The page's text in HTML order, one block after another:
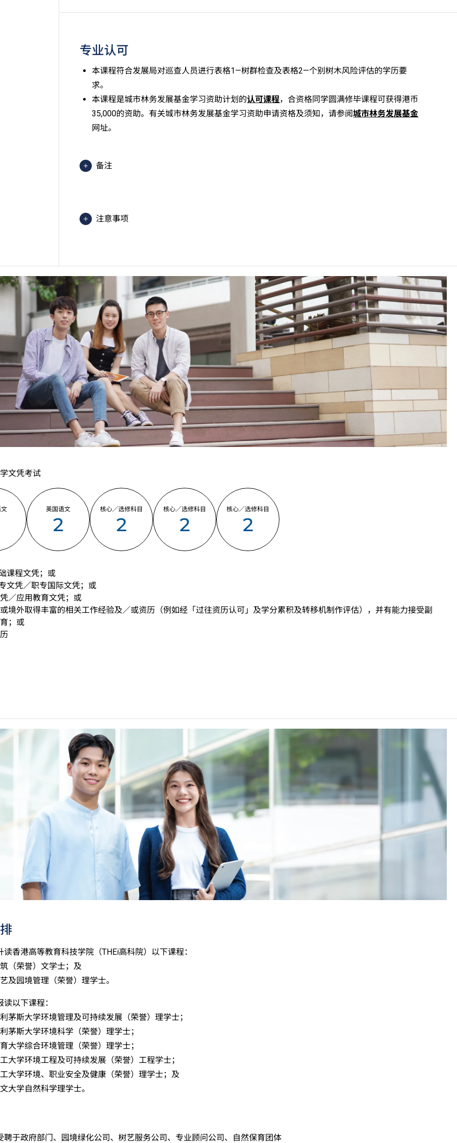
专业认可
本课程符合发展局对巡查人员进行表格1—树群检查及表格2—个别树木风险评估的学历要
求。
本课程是城市林务发展基金学习资助计划的认可课程，合资格同学圆满修毕课程可获得港币
35,000的资助。有关城市林务发展基金学习资助申请资格及须知，请参阅城市林务发展基金
网址。
备注
1=1分）
全日制高级文凭课程之学费由学生支付。
注意事项
的院校／分校／上课地点。
文凭考试
英国语文
2
核心／选修科目
2
核心／选修科目
2
核心／选修科目
2
课程文凭；或
文凭／职专国际文凭；或
／应用教育文凭；或
境外取得丰富的相关工作经验及／或资历（例如经「过往资历认可」及学分累积及转移机制作评估），并有能力接受副
；或
能力水平达A2或以上、日语达N3或以上 及 韩语达TOPIK II, 3级或以上，均被接受为一般入学条件中的五科之一。2026年
尔都语成绩达E级或以上亦会被接受。详情请按
学文凭考试公民与社会发展科取得「达标」的成绩，于申请入学时会被视为等同香港中学文凭考试科目成绩达「第二
香港中学文凭考试的其中一科为公民与社会发展科，一般入学条件为在该科取得「达标」成绩，以及在其他四个香港中学
试科目（包括中国语文和英国语文）取得第二级或以上成绩。另外，数学科延伸部分（单元一或单元二）第二级或以上成
接受为一般入学条件中的五科之一。如申请人同时持有单元一及单元二成绩，于申请入学时只计算成绩较佳的一个单元。
持中专教育文凭／职专文凭（于2017/18学年或以前入读的学生须完成指定升学单元）的毕业生。
专国际文凭课程的学生，可按其BTEC及IGCSE成绩，选择继续于职业训练局升读高级文凭课程。
所递交的工作经验及／或资历，会经有关学系作个别评核。
读香港高等教育科技学院（THEi高科院）以下课程：
（荣誉）文学士；及
及园境管理（荣誉）理学士。
以下课程：
茅斯大学环境管理及可持续发展（荣誉）理学士；
茅斯大学环境科学（荣誉）理学士；
大学综合环境管理（荣誉）理学士；
大学环境工程及可持续发展（荣誉）工程学士；
大学环境、职业安全及健康（荣誉）理学士；及
大学自然科学理学士。
聘于政府部门、园境绿化公司、树艺服务公司、专业顾问公司、自然保育团体